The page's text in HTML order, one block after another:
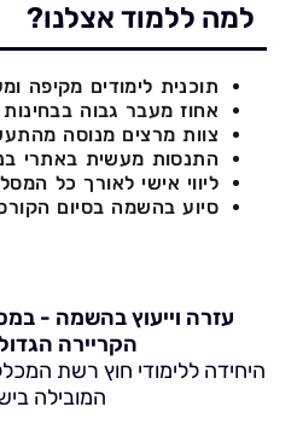
למה ללמוד אצלנו?
תוכנית לימודים מקיפה
אחוז מעבר גבוה
צוות מרצים מנוסה
התנסות מעשית באתרי
ליווי אישי לאורך כל
סיוע בהשמה בסיום
עזרה וייעוץ בהשמה -
הקריירה
היחידה ללימודי חוץ רשת
המובילה